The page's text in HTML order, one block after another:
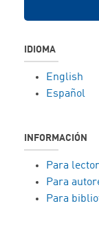
IDIOMA
English
Español
INFORMACIÓN
Para
Para
Para